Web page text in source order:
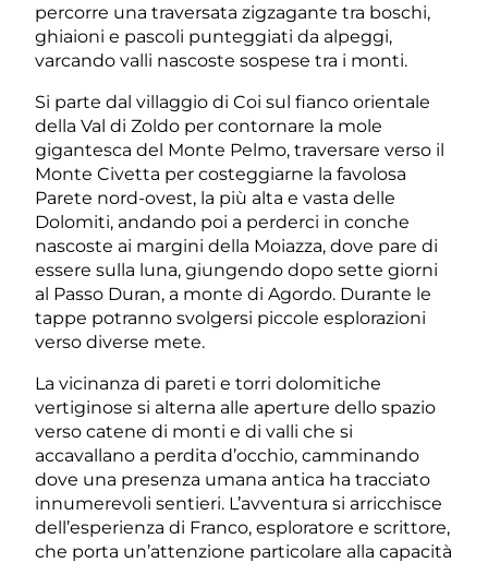
percorre una traversata zigzagante tra boschi,
ghiaioni e pascoli punteggiati da alpeggi,
varcando valli nascoste sospese tra i monti.
Si parte dal villaggio di Coi sul fianco orientale
della Val di Zoldo per contornare la mole
gigantesca del Monte Pelmo, traversare verso il
Monte Civetta per costeggiarne la favolosa
Parete nord-ovest, la più alta e vasta delle
Dolomiti, andando poi a perderci in conche
nascoste ai margini della Moiazza, dove pare di
essere sulla luna, giungendo dopo sette giorni
al Passo Duran, a monte di Agordo. Durante le
tappe potranno svolgersi piccole esplorazioni
verso diverse mete.
La vicinanza di pareti e torri dolomitiche
vertiginose si alterna alle aperture dello spazio
verso catene di monti e di valli che si
accavallano a perdita d’occhio, camminando
dove una presenza umana antica ha tracciato
innumerevoli sentieri. L’avventura si arricchisce
dell’esperienza di Franco, esploratore e scrittore,
che porta un’attenzione particolare alla capacità